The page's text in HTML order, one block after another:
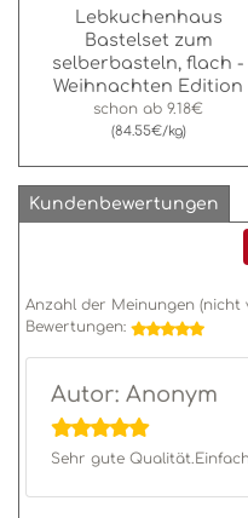
Lebkuchenhaus
Bastelset zum
selberbasteln, flach -
Weihnachten Edition
schon ab 9.18€
(84.55€/kg)
Kundenbewertungen
Anzahl der Meinungen (nicht
Bewertungen:
Autor: Anonym
Sehr gute